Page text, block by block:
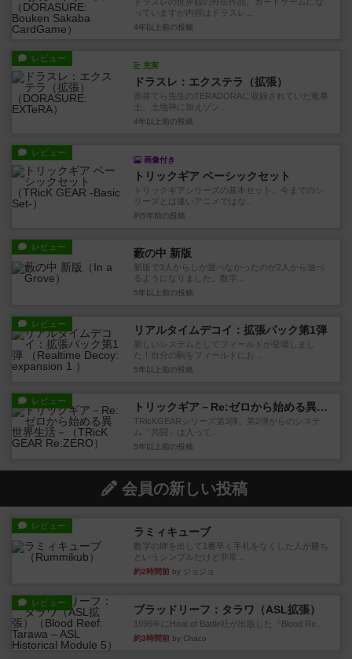
っていますが内容はドラスレ...
4年以上前 の投稿
レビュー
充実
ドラスレ：エクステラ（拡張）
赤井てら先生のTERADORAに収録されていた竜拳
士、土地神に加えゾン...
4年以上前 の投稿
レビュー
画像付き
トリックギア ベーシックセット
トリックギアシリーズの基本セット。今までのシ
リーズとは違いアニメではな...
約5年前 の投稿
レビュー 藪の中 新版
新版で3人からしか遊べなかったのが2人から遊べ
るようになりました。数字...
5年以上前 の投稿
レビュー リアルタイムデコイ：拡張パック第1弾
新しいシステムとしてフィールドが登場しまし
た！自分の駒をフィールドにお...
5年以上前 の投稿
レビュー トリックギア－Re:ゼロから始める異世界生活－
TRicKGEARシリーズ第3弾。第2弾からのシステ
ム「共闘」は入って...
5年以上前 の投稿
会員の新しい投稿
レビュー ラミィキューブ
数字の牌を出して1番早く手札をなくした人が勝ち
というシンプルだけど非常...
約2時間前 by ジョジョ
レビュー
ブラッドリーフ：タラワ（ASL拡張）
1996年にHeat of Battle社が出版した『Blood Re...
約3時間前 by Chaco